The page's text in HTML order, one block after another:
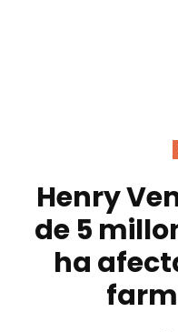
Henry
de 5
ha